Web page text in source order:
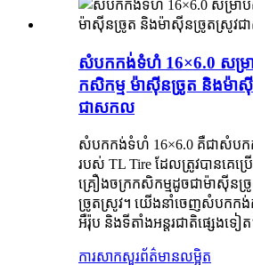
សំបកកង់ទំហំ 16×6.0 សម្
កសិកម្ម ម៉ាស៊ីនច្រូត និងម៉ា
ជាសកល
សំបកកង់ទំហំ 16×6.0 គឺជាសំបកក
របស់ TL Tire ដែលត្រូវបានគេប្រ
គ្រឿងចក្រកសិកម្មដូចជាម៉ាស៊ីនច្
ច្រូតស្រូវ។ យើងនាំចេញសំបកកង់
អឺរ៉ុប និងទីតាំងអន្តរជាតិផ្សេងទៀ
ការសាកសួរព័ត៌មានលម្អិត